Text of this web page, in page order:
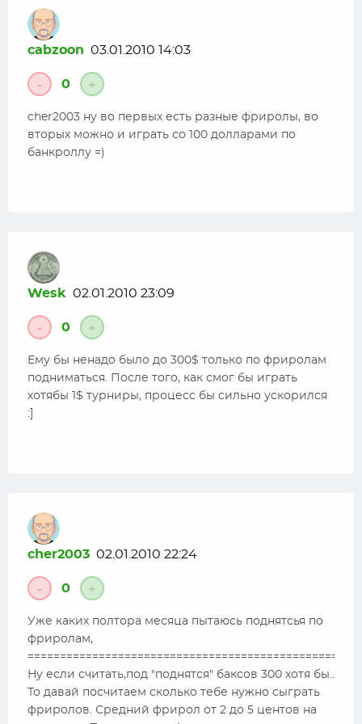
cabzoon 03.01.2010 14:03
- 0 +
cher2003 ну во первых есть разные фриролы, во
вторых можно и играть со 100 долларами по
банкроллу =)
Wesk 02.01.2010 23:09
- 0 +
Ему бы ненадо было до 300$ только по фриролам
подниматься. После того, как смог бы играть
хотябы 1$ турниры, процесс бы сильно ускорился
:]
cher2003 02.01.2010 22:24
- 0 +
Уже каких полтора месяца пытаюсь поднятсья по
фриролам,
Ну если считать,под "поднятся" баксов 300 хотя бы..
То давай посчитаем сколько тебе нужно сыграть
фриролов. Средний фрирол от 2 до 5 центов на